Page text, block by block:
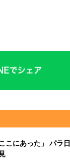
こにあった」 パラ日